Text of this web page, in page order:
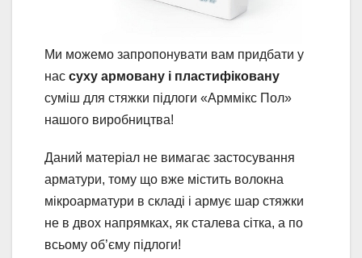
Ми можемо запропонувати вам придбати у
нас суху армовану і пластифіковану
суміш для стяжки підлоги «Арммікс Пол»
нашого виробництва!
Даний матеріал не вимагає застосування
арматури, тому що вже містить волокна
мікроарматури в складі і армує шар стяжки
не в двох напрямках, як сталева сітка, а по
всьому об’єму підлоги!